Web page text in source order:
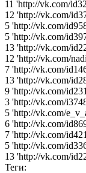
11 'http://vk.com/
12 'http://vk.com/
5 'http://vk.com/
5 'http://vk.com/
13 'http://vk.com/
12 'http://vk.com/
7 'http://vk.com/
13 'http://vk.com/
9 'http://vk.com/
3 'http://vk.com/
5 'http://vk.com/
6 'http://vk.com/
7 'http://vk.com/
5 'http://vk.com/
13 'http://vk.com/
Теги: